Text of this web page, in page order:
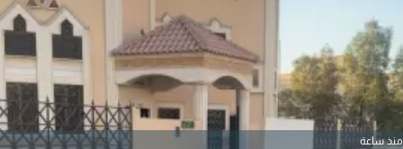
منذ ساعة